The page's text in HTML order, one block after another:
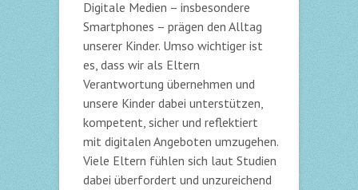
Digitale Medien – insbesondere
Smartphones – prägen den Alltag
unserer Kinder. Umso wichtiger ist
es, dass wir als Eltern
Verantwortung übernehmen und
unsere Kinder dabei unterstützen,
kompetent, sicher und reflektiert
mit digitalen Angeboten umzugehen.
Viele Eltern fühlen sich laut Studien
dabei überfordert und unzureichend